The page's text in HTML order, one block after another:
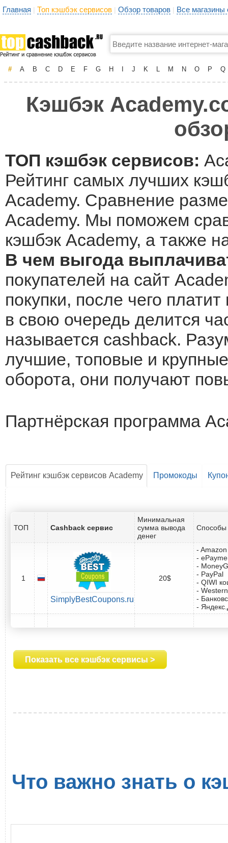
Главная | Топ кэшбэк сервисов | Обзор товаров | Все
# A B C D E F G H J K L M N O P Q
Кэшбэк
ТОП кэшбэк сервисов:
Рейтинг самых лучших
Academy. Сравнение
Academy. Мы поможем
кэшбэк Academy, а также
В чем выгода
покупателей на сайт
покупки, после чего
в свою очередь делится
называется cashback.
лучшие, топовые и
оборота, они получают
Партнёрская программа
Рейтинг кэшбэк сервисов Academy Промокоды
ТОП Cashback сервис
Минимальная
сумма вывода
денег
Способы
1
SimplyBestCoupons.ru
20$
-
-
-
- PayPal
- QIWI
-
-
-
Показать все кэшбэк сервисы >
Что важно знать о